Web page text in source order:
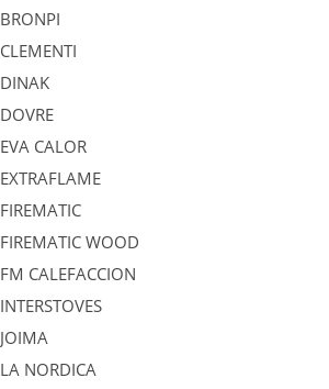
BRONPI
CLEMENTI
DINAK
DOVRE
EVA CALOR
EXTRAFLAME
FIREMATIC
FIREMATIC WOOD
FM CALEFACCION
INTERSTOVES
JOIMA
LA NORDICA